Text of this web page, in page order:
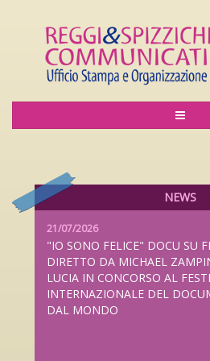
NEWS
06/08/2026
LILIANA CAVANI PREMIO
LUCCA FILM FESTIVAL 2026
AL 4 OTTOBRE
21/07/2026
"IO SONO FELICE" DOCU SU
DIRETTO DA MICHAEL
LUCIA IN CONCORSO AL
INTERNAZIONALE DEL
DAL MONDO